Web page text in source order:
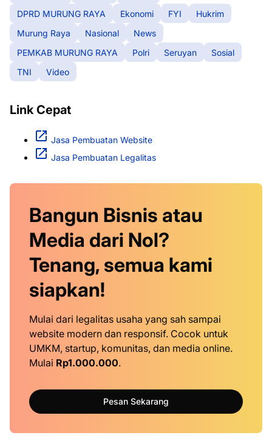
DPRD MURUNG RAYA
Ekonomi FYI
Hukrim
Murung Raya
Nasional
News
PEMKAB MURUNG RAYA
Polri Seruyan
Sosial
TNI
Video
Link Cepat
Jasa Pembuatan Website
Jasa Pembuatan Legalitas
Bangun Bisnis atau
Media dari Nol?
Tenang, semua kami
siapkan!
Mulai dari legalitas usaha yang sah sampai
website modern dan responsif. Cocok untuk
UMKM, startup, komunitas, dan media online.
Mulai Rp1.000.000.
Pesan Sekarang